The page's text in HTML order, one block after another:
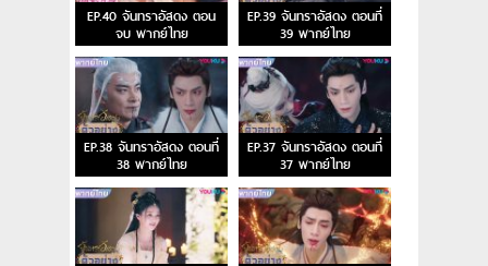
EP.40 จันทราอัสดง ตอน
จบ พากย์ไทย
EP.39 จันทราอัสดง ตอนที่
39 พากย์ไทย
EP.38 จันทราอัสดง ตอนที่
38 พากย์ไทย
EP.37 จันทราอัสดง ตอนที่
37 พากย์ไทย